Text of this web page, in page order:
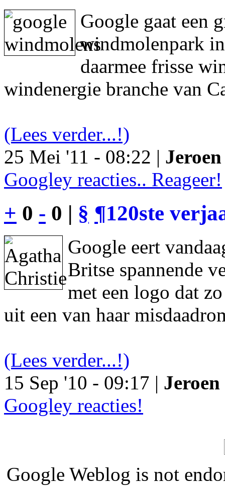
Google gaat een
windmolenpark
daarmee frisse
windenergie branche van
(Lees verder...!)
25 Mei '11 - 08:22 |
Googley reacties.. Reageer!
+ 0 - 0 | § ¶120ste
Google eert
Britse spannende
met een logo dat
uit een van haar
(Lees verder...!)
15 Sep '10 - 09:17 |
Googley reacties!
Google Weblog is not